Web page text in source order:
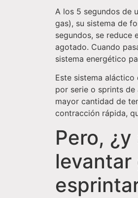
A los 5 segundos de
gas), su sistema de
segundos, se reduce
agotado. Cuando
sistema energético
Este sistema
por serie o sprints
mayor cantidad de
contracción rápida,
Pero,
levantar